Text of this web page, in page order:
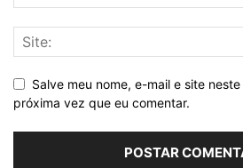
Salve meu nome, e-mail e site
próxima vez que eu comentar.